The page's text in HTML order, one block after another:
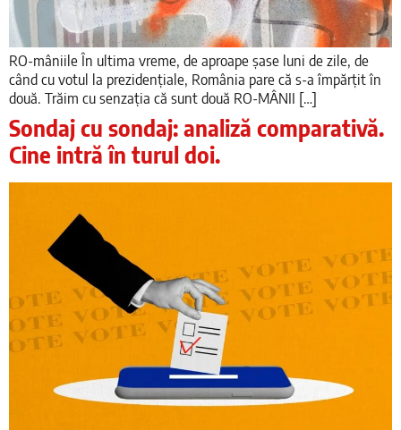
RO-mâniile În ultima vreme, de aproape șase luni de zile, de
când cu votul la prezidențiale, România pare că s-a împărțit în
două. Trăim cu senzația că sunt două RO-MÂNII […]
Sondaj cu sondaj: analiză comparativă.
Cine intră în turul doi.